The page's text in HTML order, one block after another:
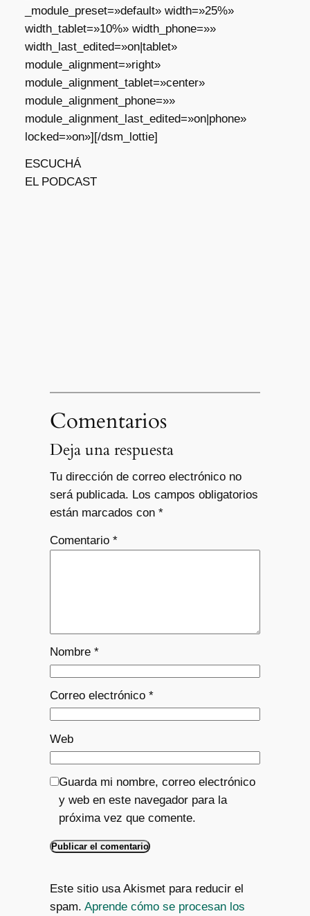
_module_preset=»default» width=»25%»
width_tablet=»10%» width_phone=»»
width_last_edited=»on|tablet»
module_alignment=»right»
module_alignment_tablet=»center»
module_alignment_phone=»»
module_alignment_last_edited=»on|phone»
locked=»on»][/dsm_lottie]
ESCUCHÁ
EL PODCAST
Comentarios
Deja una respuesta
Tu dirección de correo electrónico no
será publicada. Los campos obligatorios
están marcados con *
Comentario *
Nombre *
Correo electrónico *
Web
Guarda mi nombre, correo electrónico
y web en este navegador para la
próxima vez que comente.
Este sitio usa Akismet para reducir el
spam. Aprende cómo se procesan los